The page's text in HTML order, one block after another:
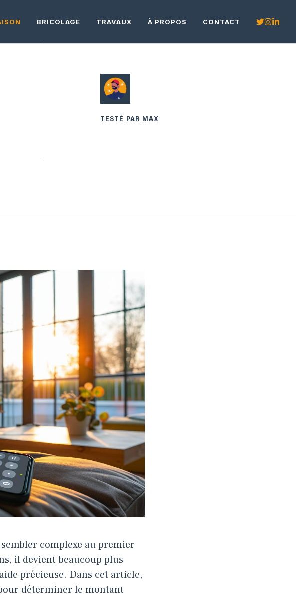
BRICOLAGE TRAVAUX À PROPOS CONTACT
TESTÉ PAR MAX
complexe au premier
il devient beaucoup plus
précieuse. Dans cet article,
déterminer le montant